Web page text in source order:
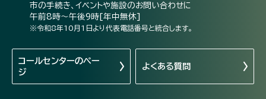
市の手続き、イベントや施設のお問い合わせに
午前8時～午後9時[年中無休]
※令和8年10月1日より代表電話番号と統合します。
コールセンターのペー
ジ
よくある質問